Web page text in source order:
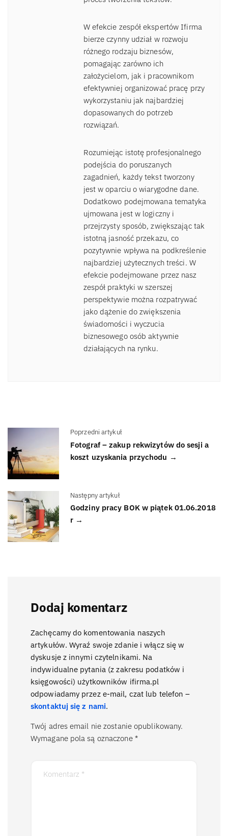
W efekcie zespół ekspertów Ifirma
bierze czynny udział w rozwoju
różnego rodzaju biznesów,
pomagając zarówno ich
założycielom, jak i pracownikom
efektywniej organizować pracę przy
wykorzystaniu jak najbardziej
dopasowanych do potrzeb
rozwiązań.
Rozumiejąc istotę profesjonalnego
podejścia do poruszanych
zagadnień, każdy tekst tworzony
jest w oparciu o wiarygodne dane.
Dodatkowo podejmowana tematyka
ujmowana jest w logiczny i
przejrzysty sposób, zwiększając tak
istotną jasność przekazu, co
pozytywnie wpływa na podkreślenie
najbardziej użytecznych treści. W
efekcie podejmowane przez nasz
zespół praktyki w szerszej
perspektywie można rozpatrywać
jako dążenie do zwiększenia
świadomości i wyczucia
biznesowego osób aktywnie
działających na rynku.
Poprzedni artykuł
Fotograf – zakup rekwizytów do sesji a
koszt uzyskania przychodu →
Następny artykuł
Godziny pracy BOK w piątek 01.06.2018
r →
Dodaj komentarz
Zachęcamy do komentowania naszych
artykułów. Wyraź swoje zdanie i włącz się w
dyskusje z innymi czytelnikami. Na
indywidualne pytania (z zakresu podatków i
księgowości) użytkowników ifirma.pl
odpowiadamy przez e-mail, czat lub telefon –
skontaktuj się z nami.
Twój adres email nie zostanie opublikowany.
Wymagane pola są oznaczone *